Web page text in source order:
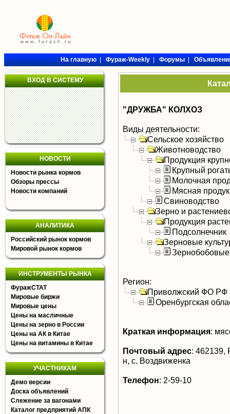
На главную|Фураж-Weekly|Форумы|
ВХОД В СИСТЕМУ
НОВОСТИ
Новости рынка кормов
Обзоры прессы
Новости компаний
АНАЛИТИКА
Российский рынок кормов
Мировой рынок кормов
ИНСТРУМЕНТЫ РЫНКА
ФуражСТАТ
Мировые биржи
Мировые цены
Цены на масличные
Цены на зерно в России
Цены на АК в Китае
Цены на витамины в Китае
УЧАСТНИКАМ
Демо версии
Доска объявлений
Слежение за вагонами
Каталог предприятий АПК
"ДРУЖБА" КОЛХОЗ
Виды деятельности:
Сельское хозяйство
Животноводство
Продукция
Крупный
Молочная
Мясная
Свиноводство
Зерно и
Продукция
Подсолнечник
Зерновые
Зернобобовые
Регион:
Приволжский ФО РФ
Оренбургская
Краткая информация:
Почтовый адрес: 462139,
н, с. Воздвиженка
Телефон: 2-59-10